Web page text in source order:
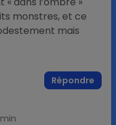
monstres, et ce
mais
Répondre